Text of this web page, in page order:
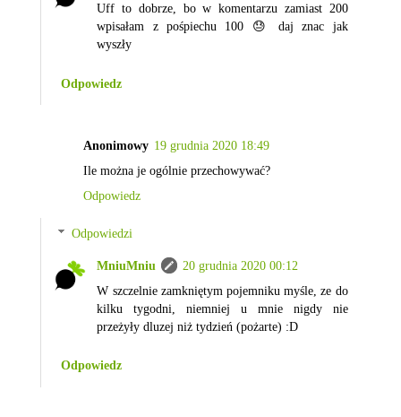
Uff to dobrze, bo w komentarzu zamiast 200
wpisałam z pośpiechu 100 😓 daj znac jak
wyszły
Odpowiedz
Anonimowy 19 grudnia 2020 18:49
Ile można je ogólnie przechowywać?
Odpowiedz
Odpowiedzi
MniuMniu
20 grudnia 2020 00:12
W szczelnie zamkniętym pojemniku myśle, ze do
kilku tygodni, niemniej u mnie nigdy nie
przeżyły dluzej niż tydzień (pożarte) :D
Odpowiedz